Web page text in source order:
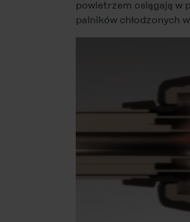
powietrzem osiągają w
palników chłodzonych